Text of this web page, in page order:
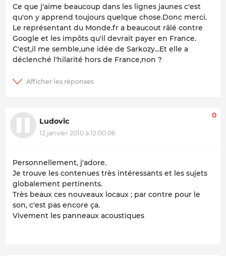
Ce que j'aime beaucoup dans les lignes jaunes c'est
qu'on y apprend toujours quelque chose.Donc merci.
Le représentant du Monde.fr a beaucout râlé contre
Google et les impôts qu'il devrait payer en France.
C'est,il me semble,une idée de Sarkozy...Et elle a
déclenché l'hilarité hors de France,non ?
Ludovic
12 janvier 2010 à 12:00:06
0
Personnellement, j'adore.
Je trouve les contenues très intéressants et les sujets
globalement pertinents.
Très beaux ces nouveaux locaux ; par contre pour le
son, c'est pas encore ça.
Vivement les panneaux acoustiques